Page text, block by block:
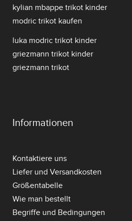
kylian mbappe trikot kinder
modric trikot kaufen
luka modric trikot kinder
griezmann trikot kinder
griezmann trikot
Informationen
Kontaktiere uns
Liefer und Versandkosten
Größentabelle
Wie man bestellt
Begriffe und Bedingungen